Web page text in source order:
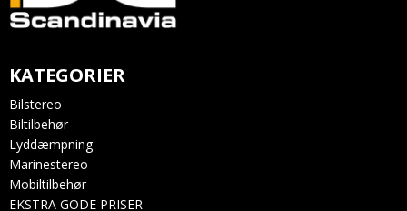
KATEGORIER
Bilstereo
Biltilbehør
Lyddæmpning
Marinestereo
Mobiltilbehør
EKSTRA GODE PRISER